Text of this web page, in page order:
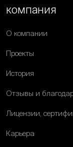
компания
О компании
Проекты
История
Отзывы и
Лицензии,
Карьера